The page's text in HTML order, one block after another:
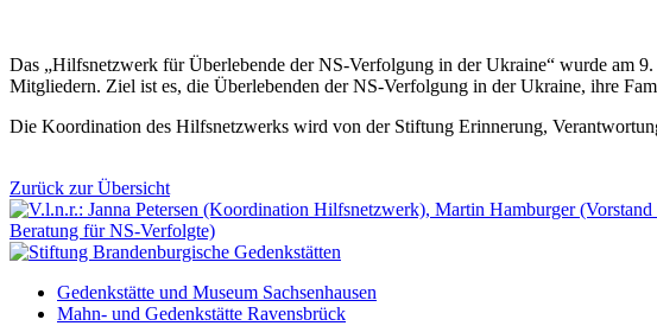
Das „Hilfsnetzwerk für Überlebende der NS-Verfolgung in der Ukraine“ wurde
Mitgliedern. Ziel ist es, die Überlebenden der NS-Verfolgung in der Ukraine, ihre
Die Koordination des Hilfsnetzwerks wird von der Stiftung Erinnerung,
Zurück zur Übersicht
Gedenkstätte und Museum Sachsenhausen
Mahn- und Gedenkstätte Ravensbrück